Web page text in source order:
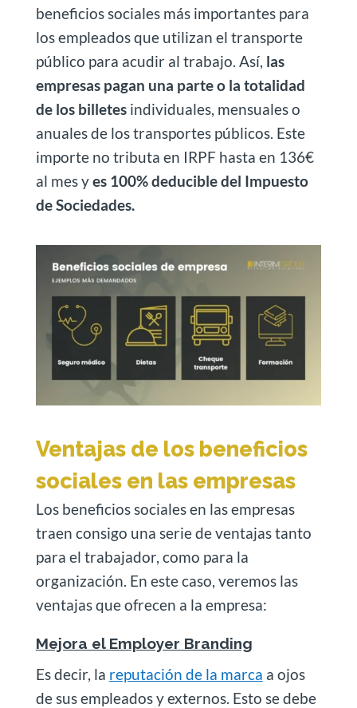
beneficios sociales más importantes para
los empleados que utilizan el transporte
público para acudir al trabajo. Así, las
empresas pagan una parte o la totalidad
de los billetesindividuales, mensuales o
anuales de los transportes públicos. Este
importe no tributa en IRPF hasta en 136€
al mes yes 100% deducible del Impuesto
de Sociedades.
Ventajas de los beneficios
sociales en las empresas
Los beneficios sociales en las empresas
traen consigo una serie de ventajas tanto
para el trabajador, como para la
organización. En este caso, veremos las
ventajas que ofrecen a la empresa:
Mejora el Employer Branding
Es decir, la reputación de la marca a ojos
de sus empleados y externos. Esto se debe